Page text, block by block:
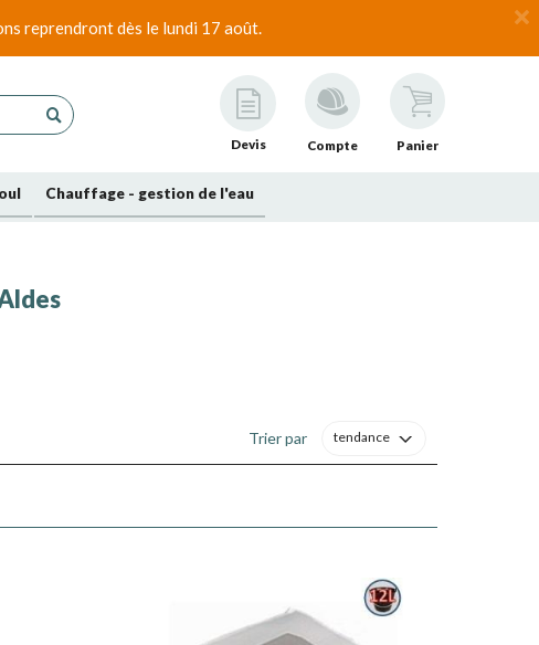
reprendront dès le lundi 17 août.
Devis Compte Panier
Chauffage - gestion de l'eau
Trier par tendance